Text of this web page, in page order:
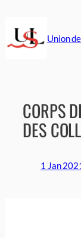
contenu
Union
CORPS
DES
1 Jan